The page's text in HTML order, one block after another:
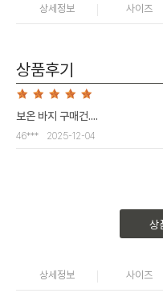
상세정보 사이즈
상품후기
보온 바지 구매건....
46*** 2025-12-04
상
상세정보 사이즈